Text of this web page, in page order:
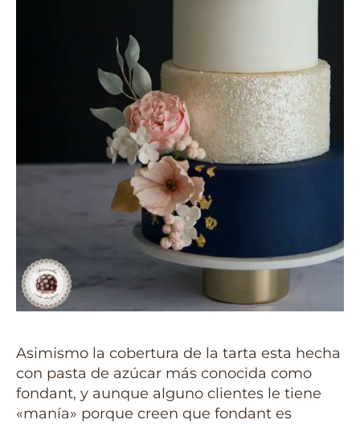
Asimismo la cobertura de la tarta esta hecha
con pasta de azúcar más conocida como
fondant, y aunque alguno clientes le tiene
«manía» porque creen que fondant es